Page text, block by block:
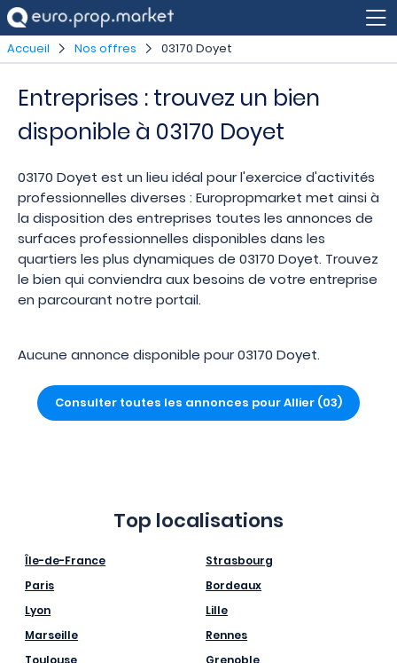
Accueil Nos offres 03170 Doyet
Entreprises : trouvez un bien
disponible à 03170 Doyet
03170 Doyet est un lieu idéal pour l'exercice d'activités
professionnelles diverses : Europropmarket met ainsi à
la disposition des entreprises toutes les annonces de
surfaces professionnelles disponibles dans les
quartiers les plus dynamiques de 03170 Doyet. Trouvez
le bien qui conviendra aux besoins de votre entreprise
en parcourant notre portail.
Aucune annonce disponible pour 03170 Doyet.
Consulter toutes les annonces pour Allier (03)
Top localisations
Île-de-France
Paris
Lyon
Marseille
Strasbourg
Bordeaux
Lille
Rennes